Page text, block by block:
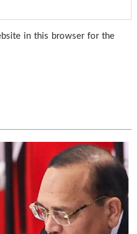
in this browser for the